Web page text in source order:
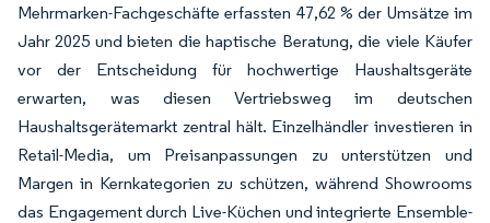
Mehrmarken-Fachgeschäfte erfassten 47,62 % der Umsätze im
Jahr 2025 und bieten die haptische Beratung, die viele Käufer
vor der Entscheidung für hochwertige Haushaltsgeräte
erwarten, was diesen Vertriebsweg im deutschen
Haushaltsgerätemarkt zentral hält. Einzelhändler investieren in
Retail-Media, um Preisanpassungen zu unterstützen und
Margen in Kernkategorien zu schützen, während Showrooms
das Engagement durch Live-Küchen und integrierte Ensemble-